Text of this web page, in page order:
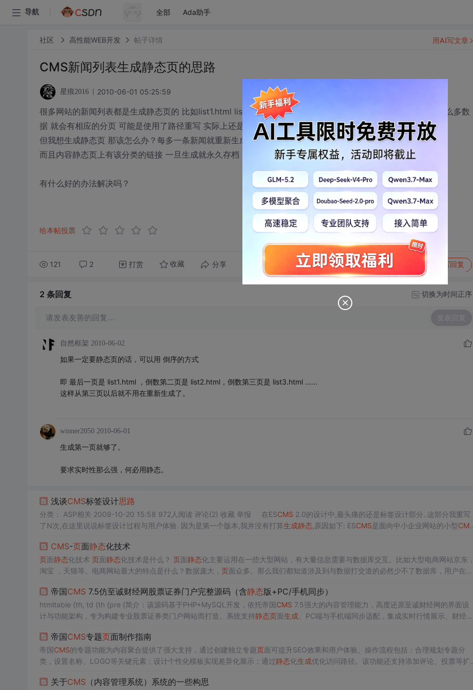
导航 全部 Ada助手
社区 高性能WEB开发 帖子详情
CMS新闻列表生成静态页的思路
星痕2016 2010-06-01 05:25:59
很多网站的新闻列表都是生成静态页的 比如list1.html list2.html ... list100.html 似乎这个数永远没有完 只要有那么多数
据 就会有相应的分页 可能是使用了路径重写 实际上还是个动态的页面而已
但我想生成静态页 那该怎么办？每多一条新闻就重新生成一遍所有列表页 这种方法有点太笨了吧
而且内容静态页上有该分类的链接 一旦生成就永久存档 无法修改了
有什么好的办法解决吗？
给本帖投票
121 2 打赏 收藏 分享 转发到动态 举报 写回复
用AI写文章
2 条回复 切换为时间正序
请发表友善的回复… 发表回复
自然框架 2010-06-02
如果一定要静态页的话，可以用 倒序的方式
即 最后一页是 list1.html ，倒数第二页是 list2.html，倒数第三页是 list3.html ......
这样从第三页以后就不用在重新生成了。
winner2050 2010-06-01
生成第一页就够了。
要求实时性那么强，何必用静态。
浅谈CMS标签设计思路
分类： ASP相关 2009-10-20 15:58 972人阅读 评论(2) 收藏 举报 在ESCMS 2.0的设计中,最头痛的还是标签设计部分..这部分我重写
了N次,在这里说说标签设计过程与用户体验. 因为是第一个版本,我并没有打算生成静态,原因如下: ESCMS是面向中小企业网站的小型CMS
CMS-页面静态化技术
页面静态化技术 页面静态化技术是什么？ 页面静态化主要运用在一些大型网站，有大量信息需要与数据库交互。比如大型电商网站京东，
淘宝 ，天猫等。电商网站最大的特点是什么？数据庞大， 页面众多。那么我们都知道涉及到与数据打交道的必然少不了数据库，用户在网
术！
帝国CMS 7.5仿至诚财经网股票证券门户完整源码（含静态版+PC/手机同步）
htmltable {th, td {th {pre {简介：该源码基于PHP+MySQL开发，依托帝国CMS 7.5强大的内容管理能力，高度还原至诚财经网的界面设
计与功能架构，专为构建专业股票证券类门户网站而打造。系统支持静态页面生成、PC端与手机端同步适配，集成实时行情展示、财经新
排名与用户体验。适用于个人或企业快速搭建高性能财经资讯平台。
帝国CMS专题页面制作指南
帝国CMS的专题功能为内容聚合提供了强大支持，通过创建独立专题页面可提升SEO效果和用户体验。操作流程包括：合理规划专题分
类，设置名称、LOGO等关键元素；设计个性化模板实现差异化展示；通过静态化生成优化访问路径。该功能还支持添加评论、投票等扩
关于CMS （内容管理系统）系统的一些构思